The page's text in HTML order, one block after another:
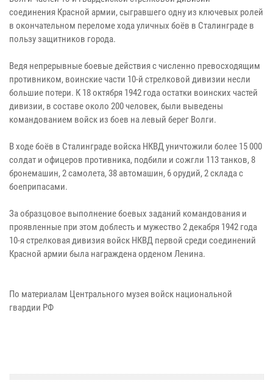
соединения Красной армии, сыгравшего одну из ключевых ролей
в окончательном переломе хода уличных боёв в Сталинграде в
пользу защитников города.
Ведя непрерывные боевые действия с численно превосходящим
противником, воинские части 10-й стрелковой дивизии несли
большие потери. К 18 октября 1942 года остатки воинских частей
дивизии, в составе около 200 человек, были выведены
командованием войск из боев на левый берег Волги.
В ходе боёв в Сталинграде войска НКВД уничтожили более 15 000
солдат и офицеров противника, подбили и сожгли 113 танков, 8
бронемашин, 2 самолета, 38 автомашин, 6 орудий, 2 склада с
боеприпасами.
За образцовое выполнение боевых заданий командования и
проявленные при этом доблесть и мужество 2 декабря 1942 года
10-я стрелковая дивизия войск НКВД первой среди соединений
Красной армии была награждена орденом Ленина.
По материалам Центрального музея войск национальной
гвардии РФ